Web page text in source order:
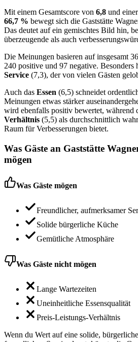
Mit einem Gesamtscore von 6,8 und
66,7 % bewegt sich die Gaststätte
Das deutet auf ein gemischtes Bild hin,
überzeugende als auch
Die Meinungen basieren auf insgesamt
240 positive und 97 negative. Besonders
Service (7,3), der von vielen Gästen
Auch das Essen (6,5) schneidet
Meinungen etwas stärker
wird ebenfalls positiv bewertet, während
Verhältnis (5,5) als durchschnittlich
Raum für Verbesserungen bietet.
Was Gäste an Gaststätte
mögen
Was Gäste mögen
Freundlicher, aufmerksamer
Solide bürgerliche Küche
Gemütliche Atmosphäre
Was Gäste nicht mögen
Lange Wartezeiten
Uneinheitliche Essensqualität
Preis-Leistungs-Verhältnis
Wenn du Wert auf eine solide,